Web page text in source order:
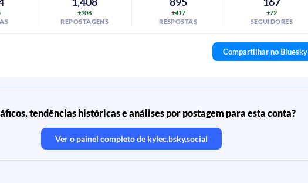
+908
REPOSTAGENS
+417
RESPOSTAS
+72
SEGUIDORES
Compartilhar no Bluesky
tendências históricas e análises por postagem para esta conta?
Ver o painel completo de kylec.bsky.social